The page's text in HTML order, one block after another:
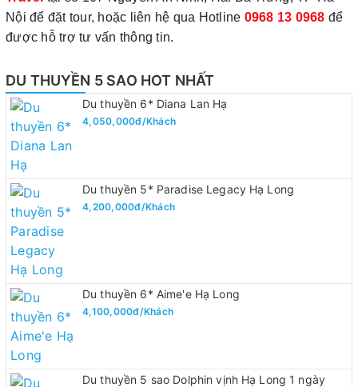
Nội để đặt tour, hoặc liên hệ qua Hotline 0968 13 0968 để
được hỗ trợ tư vấn thông tin.
DU THUYỀN 5 SAO HOT NHẤT
Du thuyền 6* Diana Lan Hạ
4,050,000đ/Khách
Du thuyền 5* Paradise Legacy Hạ Long
4,200,000đ/Khách
Du thuyền 6* Aime'e Hạ Long
4,100,000đ/Khách
Du thuyền 5 sao Dolphin vịnh Hạ Long 1 ngày